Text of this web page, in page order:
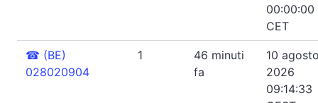
00:00:00
CET
☎ (BE)
028020904
1
46 minuti
fa
10
2026
09:14:33